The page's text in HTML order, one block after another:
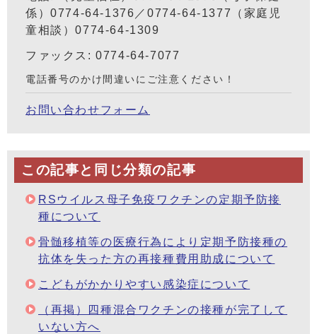
係）0774-64-1376／0774-64-1377（家庭児
童相談）0774-64-1309
ファックス: 0774-64-7077
電話番号のかけ間違いにご注意ください！
お問い合わせフォーム
この記事と同じ分類の記事
RSウイルス母子免疫ワクチンの定期予防接
種について
骨髄移植等の医療行為により定期予防接種の
抗体を失った方の再接種費用助成について
こどもがかかりやすい感染症について
（再掲）四種混合ワクチンの接種が完了して
いない方へ